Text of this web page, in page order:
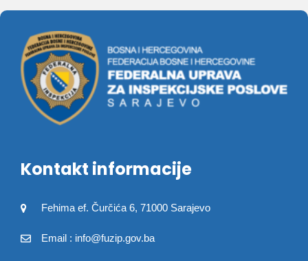
Kontakt informacije
Fehima ef. Čurčića 6, 71000 Sarajevo
Email : info@fuzip.gov.ba